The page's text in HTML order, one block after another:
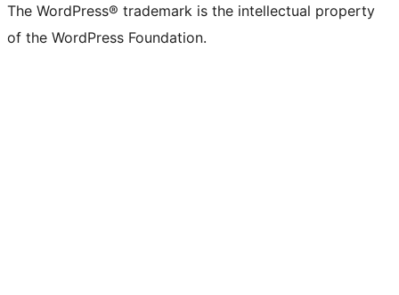
The WordPress® trademark is the intellectual property
of the WordPress Foundation.